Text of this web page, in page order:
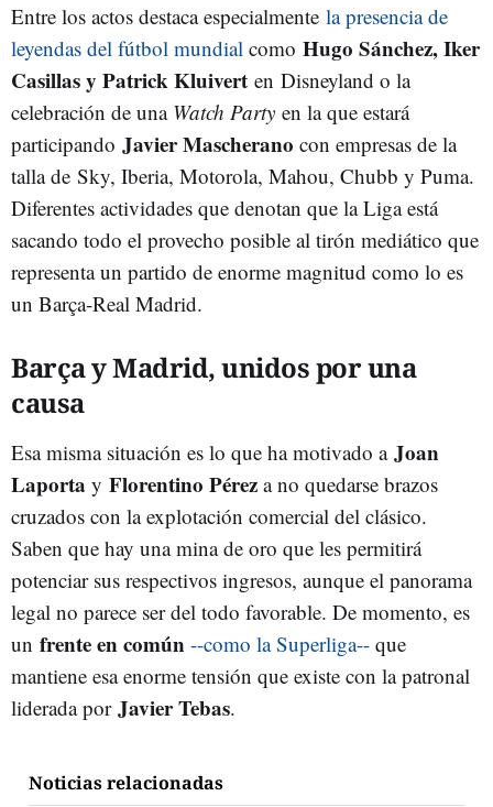
Entre los actos destaca especialmente la presencia de
leyendas del fútbol mundial como Hugo Sánchez, Iker
Casillas y Patrick Kluivert en Disneyland o la
celebración de una Watch Party en la que estará
participando Javier Mascherano con empresas de la
talla de Sky, Iberia, Motorola, Mahou, Chubb y Puma.
Diferentes actividades que denotan que la Liga está
sacando todo el provecho posible al tirón mediático que
representa un partido de enorme magnitud como lo es
un Barça-Real Madrid.
Barça y Madrid, unidos por una
causa
Esa misma situación es lo que ha motivado a Joan
Laporta y Florentino Pérez a no quedarse brazos
cruzados con la explotación comercial del clásico.
Saben que hay una mina de oro que les permitirá
potenciar sus respectivos ingresos, aunque el panorama
legal no parece ser del todo favorable. De momento, es
un frente en común --como la Superliga-- que
mantiene esa enorme tensión que existe con la patronal
liderada por Javier Tebas.
Noticias relacionadas